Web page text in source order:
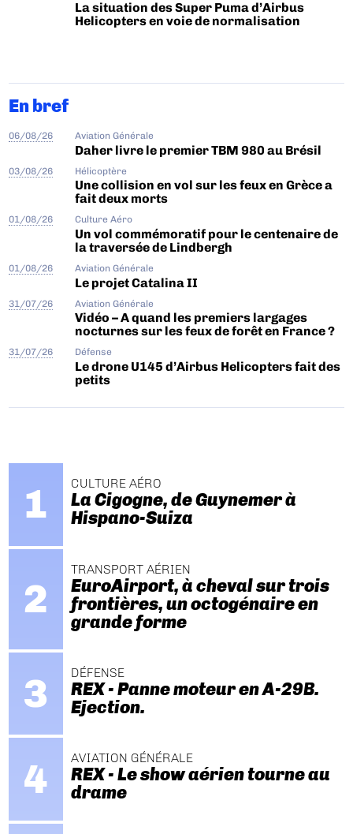
La situation des Super Puma d’Airbus
Helicopters en voie de normalisation
En bref
06/08/26 Aviation Générale
Daher livre le premier TBM 980 au Brésil
03/08/26 Hélicoptère
Une collision en vol sur les feux en Grèce a
fait deux morts
01/08/26 Culture Aéro
Un vol commémoratif pour le centenaire de
la traversée de Lindbergh
01/08/26 Aviation Générale
Le projet Catalina II
31/07/26 Aviation Générale
Vidéo – A quand les premiers largages
nocturnes sur les feux de forêt en France ?
31/07/26 Défense
Le drone U145 d’Airbus Helicopters fait des
petits
CULTURE AÉRO
La Cigogne, de Guynemer à
Hispano-Suiza
TRANSPORT AÉRIEN
EuroAirport, à cheval sur trois
frontières, un octogénaire en
grande forme
DÉFENSE
REX - Panne moteur en A-29B.
Ejection.
AVIATION GÉNÉRALE
REX - Le show aérien tourne au
drame